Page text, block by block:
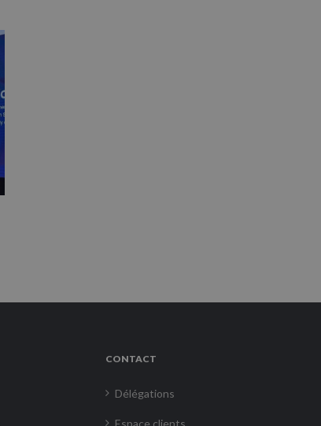
CONTACT
Délégations
Espace clients